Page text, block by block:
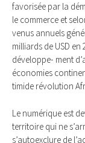
favorisée par la
le commerce et
venus annuels
milliards de USD
développe- ment
économies
timide révolution
Le numérique est
territoire qui ne
s’autoexclure de